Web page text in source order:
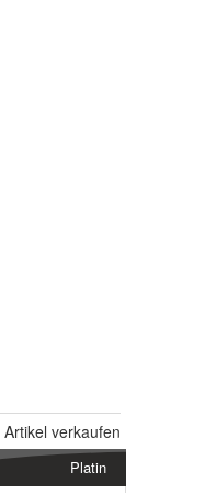
Artikel verkaufen
Platin